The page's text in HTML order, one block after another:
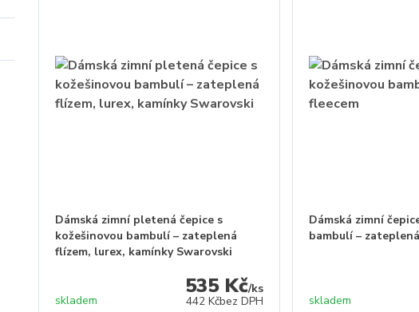
Dámská zimní pletená čepice s
kožešinovou bambulí – zateplená
flízem, lurex, kamínky Swarovski
535 Kč/ks
442 Kčbez DPH
skladem
Dámská zimní
bambulí –
skladem